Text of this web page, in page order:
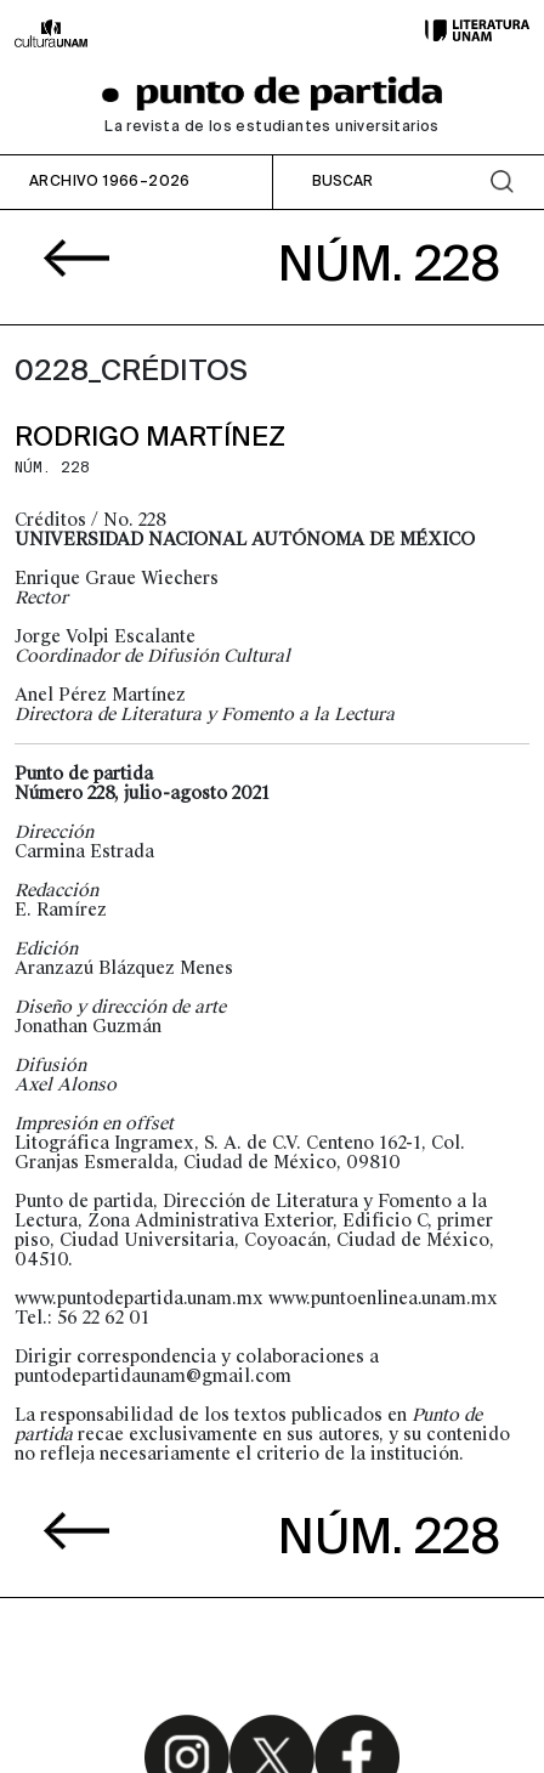
La revista de los estudiantes universitarios
ARCHIVO 1966–2026
NÚM. 228
0228_CRÉDITOS
RODRIGO MARTÍNEZ
NÚM. 228
Créditos / No. 228
UNIVERSIDAD NACIONAL AUTÓNOMA DE MÉXICO
Enrique Graue Wiechers
Rector
Jorge Volpi Escalante
Coordinador de Difusión Cultural
Anel Pérez Martínez
Directora de Literatura y Fomento a la Lectura
Punto de partida
Número 228, julio-agosto 2021
Dirección
Carmina Estrada
Redacción
E. Ramírez
Edición
Aranzazú Blázquez Menes
Diseño y dirección de arte
Jonathan Guzmán
Difusión
Axel Alonso
Impresión en offset
Litográfica Ingramex, S. A. de C.V. Centeno 162-1, Col.
Granjas Esmeralda, Ciudad de México, 09810
Punto de partida, Dirección de Literatura y Fomento a la
Lectura, Zona Administrativa Exterior, Edificio C, primer
piso, Ciudad Universitaria, Coyoacán, Ciudad de México,
04510.
www.puntodepartida.unam.mx www.puntoenlinea.unam.mx
Tel.: 56 22 62 01
Dirigir correspondencia y colaboraciones a
puntodepartidaunam@gmail.com
La responsabilidad de los textos publicados en Punto de
partida recae exclusivamente en sus autores, y su contenido
no refleja necesariamente el criterio de la institución.
NÚM. 228